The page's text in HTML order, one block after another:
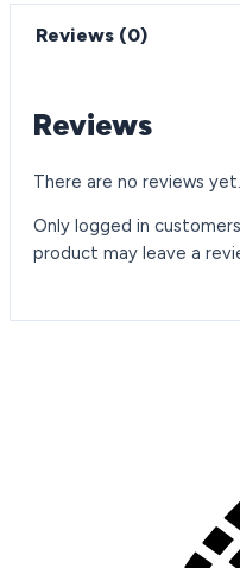
Reviews (0)
Reviews
There are no reviews yet.
Only logged in
product may leave a